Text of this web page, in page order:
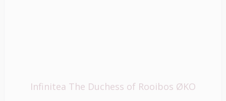
Infinitea The Duchess of Rooibos ØKO